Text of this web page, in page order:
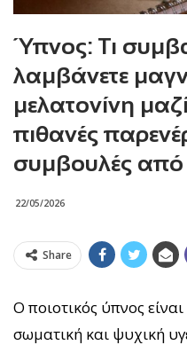
Ύπνος: Τι
λαμβάνετε
μελατονίνη
πιθανές
συμβουλές από
22/05/2026
Share
Ο ποιοτικός ύπνος
σωματική και ψυχική